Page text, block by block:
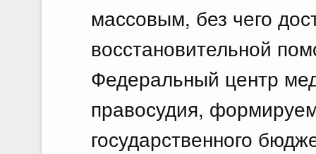
массовым, без чего
восстановительной
Федеральный центр
правосудия,
государственного